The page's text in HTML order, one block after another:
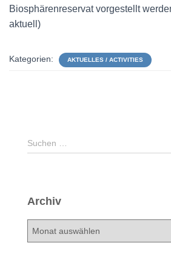
Biosphärenreservat vorgestellt
aktuell)
Kategorien: AKTUELLES / ACTIVITIES
S
u
n
n
c
Suchen …
Archiv